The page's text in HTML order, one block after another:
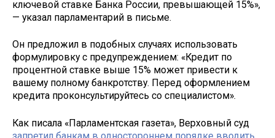
ключевой ставке Банка России, превышающей 15%»,
— указал парламентарий в письме.
Он предложил в подобных случаях использовать
формулировку с предупреждением: «Кредит по
процентной ставке выше 15% может привести к
вашему полному банкротству. Перед оформлением
кредита проконсультируйтесь со специалистом».
Как писала «Парламентская газета», Верховный суд